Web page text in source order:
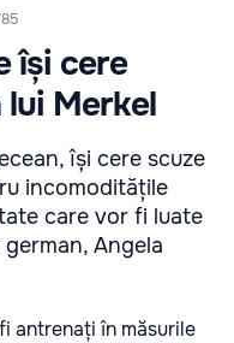
își cere
Merkel
își cere scuze
incomoditățile
care vor fi luate
Angela